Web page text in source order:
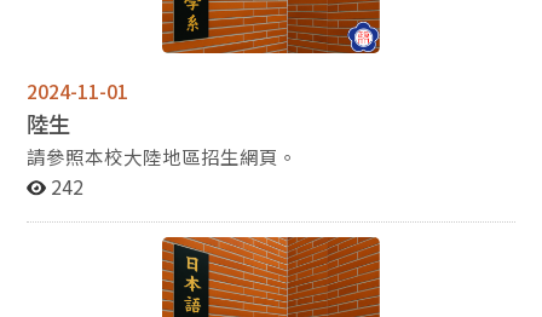
2024-11-01
陸生
請參照本校大陸地區招生網頁。
242